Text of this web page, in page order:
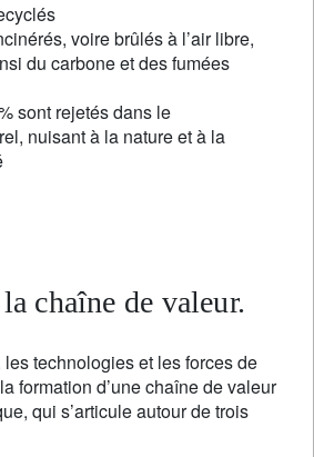
voire brûlés à l’air libre,
du carbone et des fumées
sont rejetés dans le
nuisant à la nature et à la
chaîne de valeur.
technologies et les forces de
formation d’une chaîne de valeur
qui s’articule autour de trois